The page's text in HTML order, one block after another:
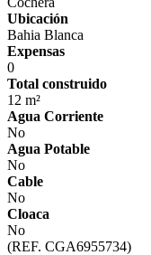
Ubicación
Bahia Blanca
Expensas
0
Total construido
12 m²
Agua Corriente
No
Agua Potable
No
Cable
No
Cloaca
No
(REF. CGA6955734)